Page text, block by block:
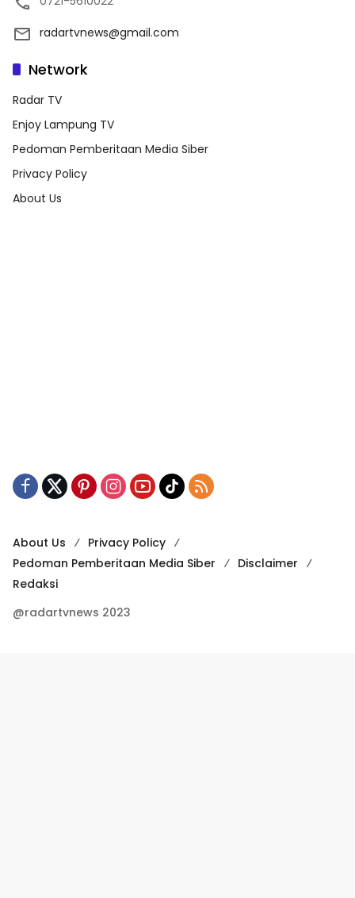
radartvnews@gmail.com
Network
Radar TV
Enjoy Lampung TV
Pedoman Pemberitaan Media Siber
Privacy Policy
About Us
About Us
Privacy Policy
Pedoman Pemberitaan Media Siber
Disclaimer
Redaksi
@radartvnews 2023